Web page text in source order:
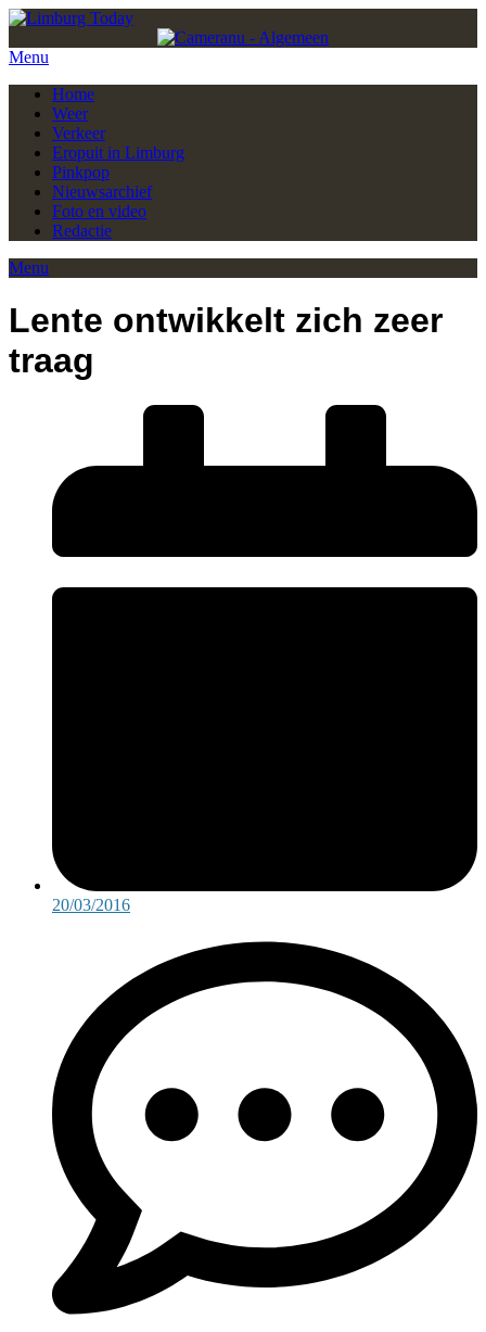
Menu
Home
Weer
Verkeer
Eropuit in Limburg
Pinkpop
Nieuwsarchief
Foto en video
Redactie
Menu
Lente ontwikkelt zich zeer
traag
20/03/2016